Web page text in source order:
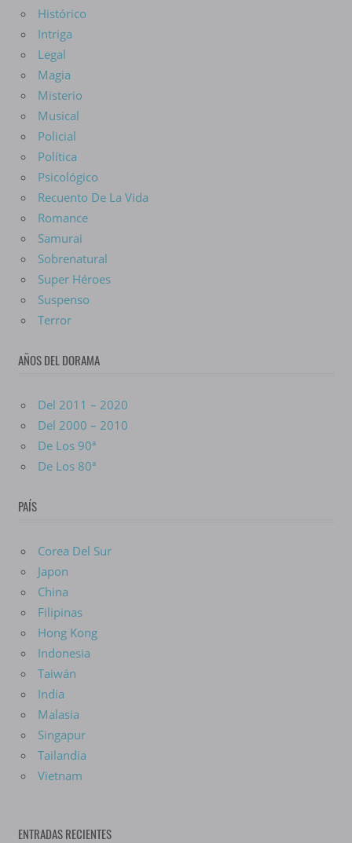
Histórico
Intriga
Legal
Magia
Misterio
Musical
Policial
Política
Psicológico
Recuento De La Vida
Romance
Samurai
Sobrenatural
Super Héroes
Suspenso
Terror
AÑOS DEL DORAMA
Del 2011 – 2020
Del 2000 – 2010
De Los 90ª
De Los 80ª
PAÍS
Corea Del Sur
Japon
China
Filipinas
Hong Kong
Indonesia
Taiwán
India
Malasia
Singapur
Tailandia
Vietnam
ENTRADAS RECIENTES